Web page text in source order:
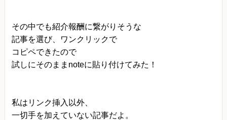
その中でも紹介報酬に繋がりそうな
記事を選び、ワンクリックで
コピペできたので
試しにそのままnoteに貼り付けてみた！
私はリンク挿入以外、
一切手を加えていない記事だよ。